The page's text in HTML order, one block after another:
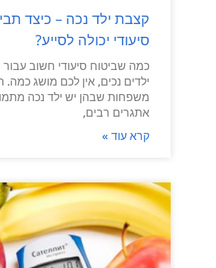
קצבת ילד נכה – כיצד
סיעודי יכולה לסייע?
כמה שביטוח סיעודי חשוב
ילדים נכים, אין לכם מושג
משפחות שבהן יש ילד נכה
אתגרים רבים,
קרא עוד »